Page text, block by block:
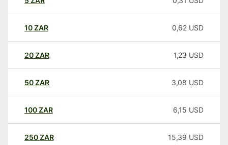
10ZAR 0,62 USD
20ZAR 1,23 USD
50ZAR 3,08 USD
100ZAR 6,15 USD
250ZAR 15,39 USD